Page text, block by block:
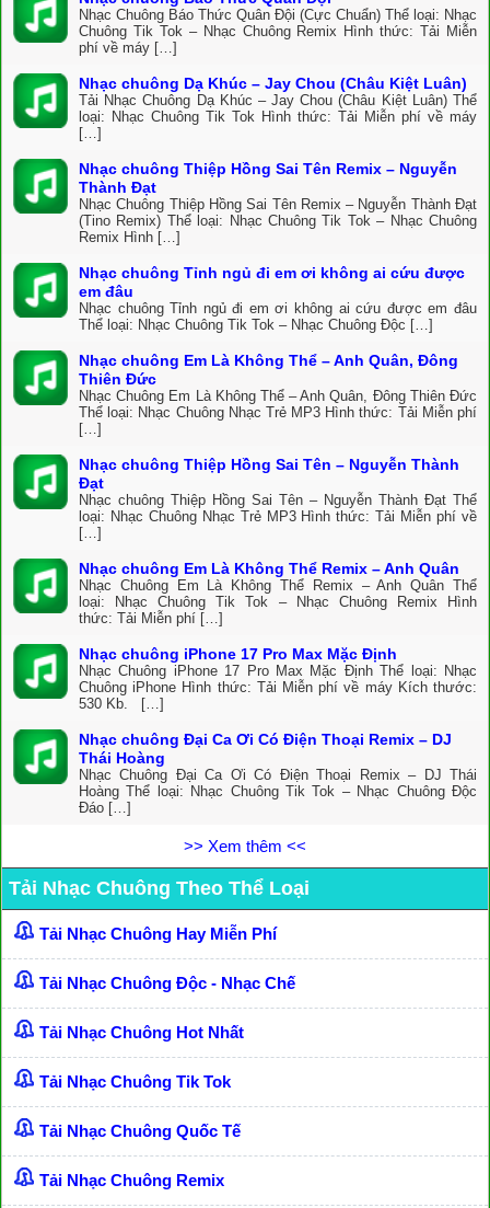
Nhạc Chuông Báo Thức Quân Đội (Cực Chuẩn) Thể loại: Nhạc
Chuông Tik Tok – Nhạc Chuông Remix Hình thức: Tải Miễn
phí về máy […]
Nhạc chuông Dạ Khúc – Jay Chou (Châu Kiệt Luân)
Tải Nhạc Chuông Dạ Khúc – Jay Chou (Châu Kiệt Luân) Thể
loại: Nhạc Chuông Tik Tok Hình thức: Tải Miễn phí về máy
[…]
Nhạc chuông Thiệp Hồng Sai Tên Remix – Nguyễn
Thành Đạt
Nhạc Chuông Thiệp Hồng Sai Tên Remix – Nguyễn Thành Đạt
(Tino Remix) Thể loại: Nhạc Chuông Tik Tok – Nhạc Chuông
Remix Hình […]
Nhạc chuông Tỉnh ngủ đi em ơi không ai cứu được
em đâu
Nhạc chuông Tỉnh ngủ đi em ơi không ai cứu được em đâu
Thể loại: Nhạc Chuông Tik Tok – Nhạc Chuông Độc […]
Nhạc chuông Em Là Không Thể – Anh Quân, Đông
Thiên Đức
Nhạc Chuông Em Là Không Thể – Anh Quân, Đông Thiên Đức
Thể loại: Nhạc Chuông Nhạc Trẻ MP3 Hình thức: Tải Miễn phí
[…]
Nhạc chuông Thiệp Hồng Sai Tên – Nguyễn Thành
Đạt
Nhạc chuông Thiệp Hồng Sai Tên – Nguyễn Thành Đạt Thể
loại: Nhạc Chuông Nhạc Trẻ MP3 Hình thức: Tải Miễn phí về
[…]
Nhạc chuông Em Là Không Thể Remix – Anh Quân
Nhạc Chuông Em Là Không Thể Remix – Anh Quân Thể
loại: Nhạc Chuông Tik Tok – Nhạc Chuông Remix Hình
thức: Tải Miễn phí […]
Nhạc chuông iPhone 17 Pro Max Mặc Định
Nhạc Chuông iPhone 17 Pro Max Mặc Định Thể loại: Nhạc
Chuông iPhone Hình thức: Tải Miễn phí về máy Kích thước:
530 Kb. […]
Nhạc chuông Đại Ca Ơi Có Điện Thoại Remix – DJ
Thái Hoàng
Nhạc Chuông Đại Ca Ơi Có Điện Thoại Remix – DJ Thái
Hoàng Thể loại: Nhạc Chuông Tik Tok – Nhạc Chuông Độc
Đáo […]
>> Xem thêm <<
Tải Nhạc Chuông Theo Thể Loại
Tải Nhạc Chuông Hay Miễn Phí
Tải Nhạc Chuông Độc - Nhạc Chế
Tải Nhạc Chuông Hot Nhất
Tải Nhạc Chuông Tik Tok
Tải Nhạc Chuông Quốc Tế
Tải Nhạc Chuông Remix